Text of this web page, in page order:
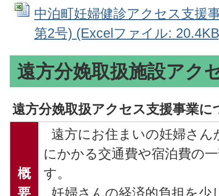
中泊町妊婦健診アクセス支援
第2号) (Excelファイル:
遠方分娩取扱施設アク
遠方分娩取扱アクセス支援事業に
概
要
遠方にお住まいの妊婦さん
にかかる交通費や宿泊費の
す。
妊婦さんの経済的負担を少